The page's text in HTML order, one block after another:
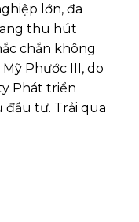
lớn, đa
thu hút
chắn không
Phước III, do
Phát triển
đầu tư. Trải qua